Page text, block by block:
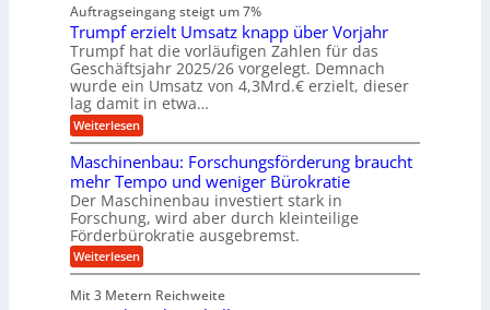
e
n
b
a
u
a
u
f
e
n
f
ü
h
r
u
n
g
e
n
B
S
C
L
w
e
i
t
r
t
u
n
g
s
r
e
e
s
H
y
b
r
i
d
-
Auftragseingang steigt um 7%
Trumpf erzielt Umsatz knapp über Vorjahr
Trumpf hat die vorläufigen Zahlen für das
Geschäftsjahr 2025/26 vorgelegt. Demnach
wurde ein Umsatz von 4,3Mrd.€ erzielt, dieser
lag damit in etwa…
Weiterlesen:
T
u
m
p
f
e
r
z
i
e
Maschinenbau: Forschungsförderung braucht
mehr Tempo und weniger Bürokratie
Der Maschinenbau investiert stark in
Forschung, wird aber durch kleinteilige
Förderbürokratie ausgebremst.
Weiterlesen:
M
s
Mit 3 Metern Reichweite